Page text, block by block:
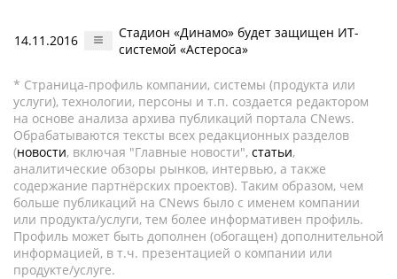
14.11.2016
Стадион «Динамо» будет защищен ИТ-
системой «Астероса»
* Страница-профиль компании, системы (продукта или
услуги), технологии, персоны и т.п. создается редактором
на основе анализа архива публикаций портала CNews.
Обрабатываются тексты всех редакционных разделов
(новости, включая "Главные новости", статьи,
аналитические обзоры рынков, интервью, а также
содержание партнёрских проектов). Таким образом, чем
больше публикаций на CNews было с именем компании
или продукта/услуги, тем более информативен профиль.
Профиль может быть дополнен (обогащен) дополнительной
информацией, в т.ч. презентацией о компании или
продукте/услуге.